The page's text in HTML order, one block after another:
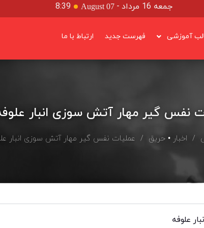
جمعه 16 مرداد -
August 07
8:39
آموزشی فهرست جدید ارتباط با ما
نفس گیر مهار آتش سوزی انبار
/ اخبار •حریق / عملیات نفس گیر مهار آتش سوزی انبار
علوفه